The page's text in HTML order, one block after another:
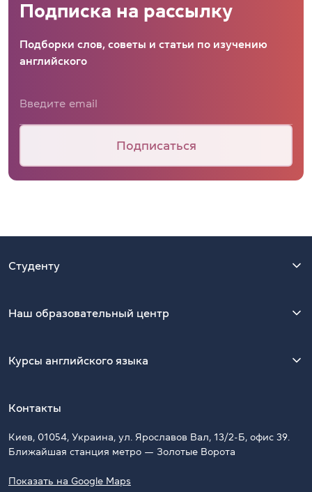
Подписка на рассылку
Подборки слов, советы и статьи по изучению
английского
Подписаться
Студенту
Наш образовательный центр
Курсы английского языка
Контакты
Киев, 01054, Украина, ул. Ярославов Вал, 13/2-Б, офис 39.
Ближайшая станция метро — Золотые Ворота
Показать на Google Maps